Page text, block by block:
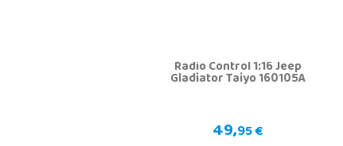
Radio Control 1:16 Jeep
Gladiator Taiyo 160105A
49,95 €